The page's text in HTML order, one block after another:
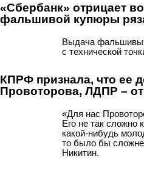
«Сбербанк» отрицает
фальшивой купюры
Выдача
с технической
КПРФ признала, что ее
Провоторова, ЛДПР –
«Для нас
Его не так сложно
какой-нибудь
то было бы
Никитин.